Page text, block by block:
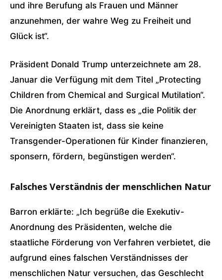
und ihre Berufung als Frauen und Männer
anzunehmen, der wahre Weg zu Freiheit und
Glück ist“.
Präsident Donald Trump unterzeichnete am 28.
Januar die Verfügung mit dem Titel „Protecting
Children from Chemical and Surgical Mutilation“.
Die Anordnung erklärt, dass es „die Politik der
Vereinigten Staaten ist, dass sie keine
Transgender-Operationen für Kinder finanzieren,
sponsern, fördern, begünstigen werden“.
Falsches Verständnis der menschlichen Natur
Barron erklärte: „Ich begrüße die Exekutiv-
Anordnung des Präsidenten, welche die
staatliche Förderung von Verfahren verbietet, die
aufgrund eines falschen Verständnisses der
menschlichen Natur versuchen, das Geschlecht